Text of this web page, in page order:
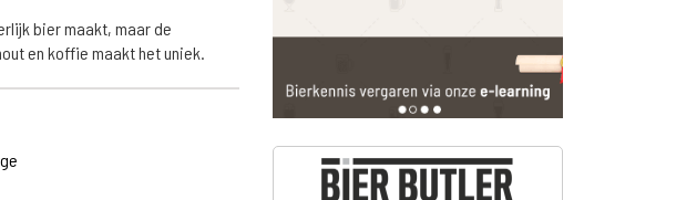
bier maakt, maar de
en koffie maakt het uniek.